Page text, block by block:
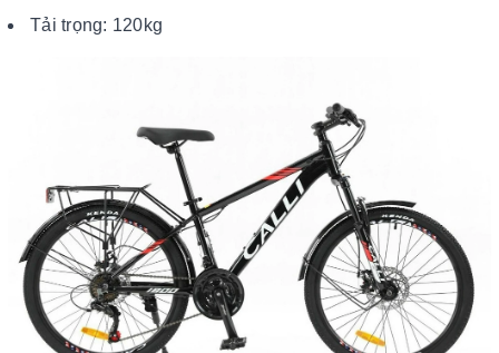
Tải trọng: 120kg